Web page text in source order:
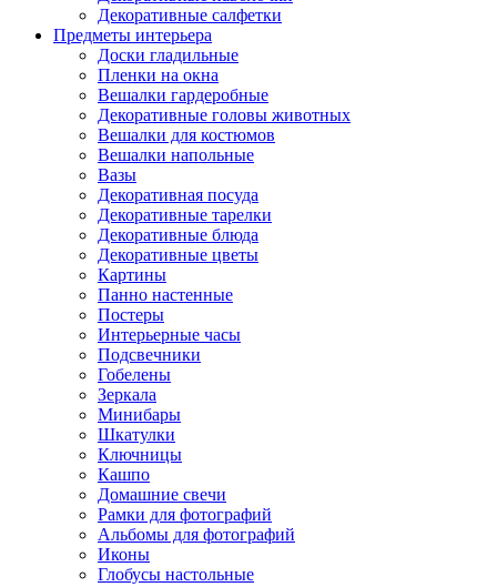
Декоративные салфетки
Предметы интерьера
Доски гладильные
Пленки на окна
Вешалки гардеробные
Декоративные головы животных
Вешалки для костюмов
Вешалки напольные
Вазы
Декоративная посуда
Декоративные тарелки
Декоративные блюда
Декоративные цветы
Картины
Панно настенные
Постеры
Интерьерные часы
Подсвечники
Гобелены
Зеркала
Минибары
Шкатулки
Ключницы
Кашпо
Домашние свечи
Рамки для фотографий
Альбомы для фотографий
Иконы
Глобусы настольные